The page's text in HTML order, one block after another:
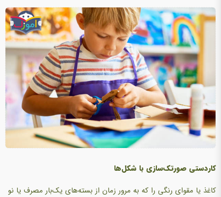
کاردستی صورتک‌سازی با شکل‌ها
کاغذ یا مقوای رنگی را که به مرور زمان از بسته‌های یک‌بار مصرف یا نو